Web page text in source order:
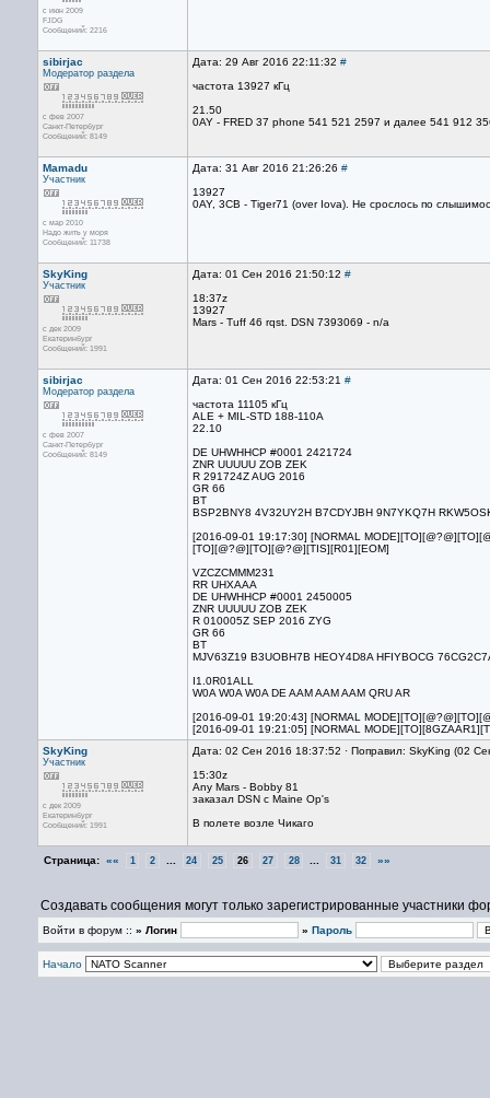
с июн 2009
FJDG
Сообщений: 2216
sibirjac
Модератор раздела
с фев 2007
Санкт-Петербург
Сообщений: 8149
Дата: 29 Авг 2016 22:11:32 #
частота 13927 кГц
21.50
0AY - FRED 37 phone 541 521 2597 и далее 541 912
Mamadu
Участник
с мар 2010
Надо жить у моря
Сообщений: 11738
Дата: 31 Авг 2016 21:26:26 #
13927
0AY, 3CB - Tiger71 (over Iova). Не срослось по
SkyKing
Участник
с дек 2009
Екатеринбург
Сообщений: 1991
Дата: 01 Сен 2016 21:50:12 #
18:37z
13927
Mars - Tuff 46 rqst. DSN 7393069 - n/a
sibirjac
Модератор раздела
с фев 2007
Санкт-Петербург
Сообщений: 8149
Дата: 01 Сен 2016 22:53:21 #
частота 11105 кГц
ALE + MIL-STD 188-110A
22.10
DE UHWHHCP #0001 2421724
ZNR UUUUU ZOB ZEK
R 291724Z AUG 2016
GR 66
BT
BSP2BNY8 4V32UY2H B7CDYJBH 9N7YKQ7H
[2016-09-01 19:17:30] [NORMAL
[TO][@?@][TO][@?@][TIS][R01][EOM]
VZCZCMMM231
RR UHXAAA
DE UHWHHCP #0001 2450005
ZNR UUUUU ZOB ZEK
R 010005Z SEP 2016 ZYG
GR 66
BT
MJV63Z19 B3UOBH7B HEOY4D8A HFIYBOCG
I1.0R01ALL
W0A W0A W0A DE AAM AAM AAM QRU AR
[2016-09-01 19:20:43] [NORMAL
[2016-09-01 19:21:05] [NORMAL
SkyKing
Участник
с дек 2009
Екатеринбург
Сообщений: 1991
Дата: 02 Сен 2016 18:37:52 · Поправил: SkyKing (02
15:30z
Any Mars - Bobby 81
заказал DSN c Maine Op's
В полете возле Чикаго
Страница: «« 1 2 24 25 26 27 28 31 32 »»
Создавать сообщения могут только зарегистрированные участники
Войти в форум :: » Логин » Пароль
Начало